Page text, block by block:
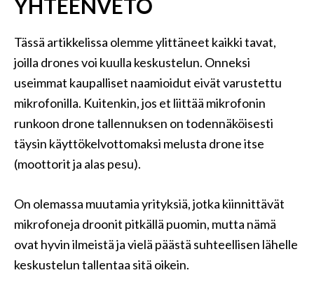
YHTEENVETO
Tässä artikkelissa olemme ylittäneet kaikki tavat,
joilla drones voi kuulla keskustelun. Onneksi
useimmat kaupalliset naamioidut eivät varustettu
mikrofonilla. Kuitenkin, jos et liittää mikrofonin
runkoon drone tallennuksen on todennäköisesti
täysin käyttökelvottomaksi melusta drone itse
(moottorit ja alas pesu).
On olemassa muutamia yrityksiä, jotka kiinnittävät
mikrofoneja droonit pitkällä puomin, mutta nämä
ovat hyvin ilmeistä ja vielä päästä suhteellisen lähelle
keskustelun tallentaa sitä oikein.